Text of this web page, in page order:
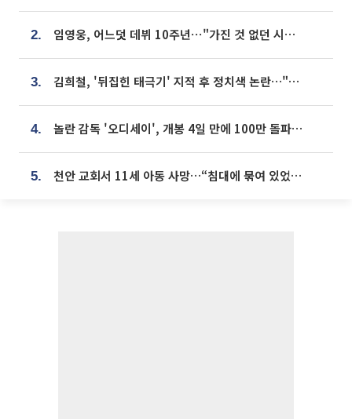
2. 임영웅, 어느덧 데뷔 10주년⋯"가진 것 없던 시절, 내 앞엔 20명의 팬뿐"
3. 김희철, '뒤집힌 태극기' 지적 후 정치색 논란…"좌우 떠나 우리나라 국기"
4. 놀란 감독 '오디세이', 개봉 4일 만에 100만 돌파⋯'왕사남' 보다 빠르다
5. 천안 교회서 11세 아동 사망…“침대에 묶여 있었다” 진술 확보